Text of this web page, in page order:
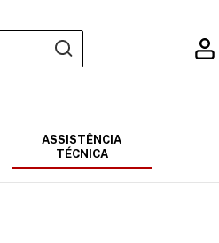
ASSISTÊNCIA
TÉCNICA